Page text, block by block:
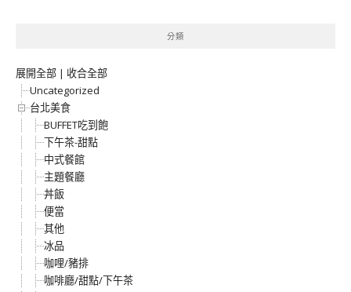
分類
展開全部 | 收合全部
Uncategorized
台北美食
BUFFET吃到飽
下午茶-甜點
中式餐館
主題餐廳
丼飯
便當
其他
冰品
咖哩/豬排
咖啡廳/甜點/下午茶